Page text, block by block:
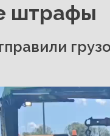
штрафы